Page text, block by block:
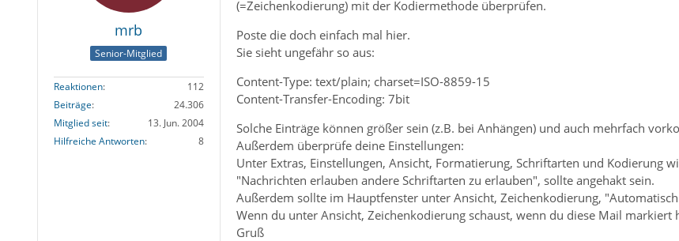
mrb
Senior-Mitglied
Reaktionen
112
Beiträge
24.306
Mitglied seit
13. Jun. 2004
Hilfreiche Antworten
8
(=Zeichenkodierung) mit der Kodiermethode überprüfen.
Poste die doch einfach mal hier.
Sie sieht ungefähr so aus:
Content-Type: text/plain; charset=ISO-8859-15
Content-Transfer-Encoding: 7bit
Solche Einträge können größer sein (z.B. bei Anhängen) und auch mehrfach
Außerdem überprüfe deine Einstellungen:
Unter Extras, Einstellungen, Ansicht, Formatierung, Schriftarten und Kodierung
"Nachrichten erlauben andere Schriftarten zu erlauben", sollte angehakt sein.
Außerdem sollte im Hauptfenster unter Ansicht, Zeichenkodierung,
Wenn du unter Ansicht, Zeichenkodierung schaust, wenn du diese Mail markiert
Gruß